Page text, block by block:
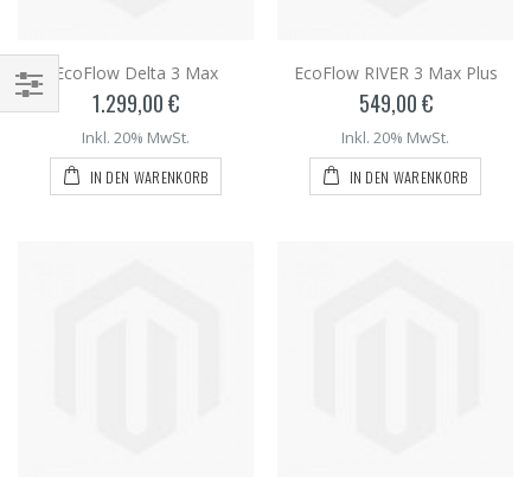
EcoFlow Delta 3 Max
1.299,00 €
Inkl. 20% MwSt.
IN DEN WARENKORB
EcoFlow RIVER 3 Max Plus
549,00 €
Inkl. 20% MwSt.
IN DEN WARENKORB